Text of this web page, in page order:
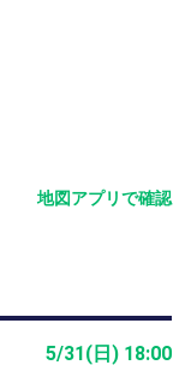
地図アプリで確認
5/31(日) 18:00